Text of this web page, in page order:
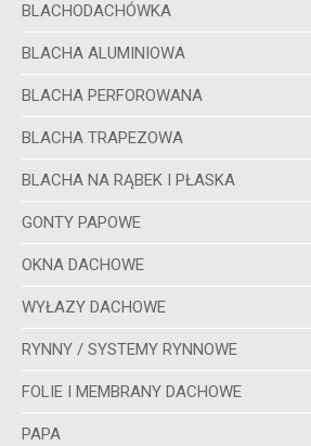
BLACHODACHÓWKA
BLACHA ALUMINIOWA
BLACHA PERFOROWANA
BLACHA TRAPEZOWA
BLACHA NA RĄBEK I PŁASKA
GONTY PAPOWE
OKNA DACHOWE
WYŁAZY DACHOWE
RYNNY / SYSTEMY RYNNOWE
FOLIE I MEMBRANY DACHOWE
PAPA